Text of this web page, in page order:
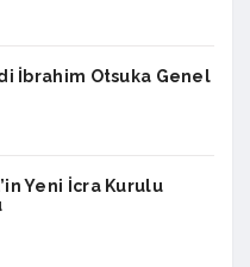
İbrahim Otsuka Genel
Yeni İcra Kurulu